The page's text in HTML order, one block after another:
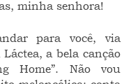
minha senhora!
a bela canção
Home”. Não vou